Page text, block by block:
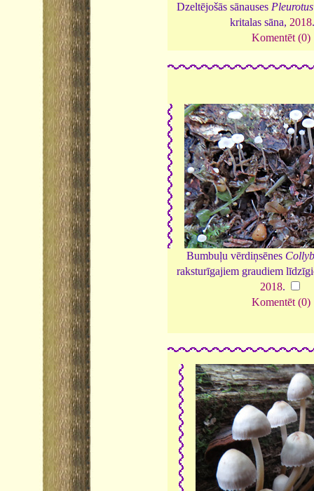
Dzeltējošās sānauses
kritalas sāna, 2018
Komentēt (0)
Bumbuļu vērdiņsēnes
raksturīgajiem graudiem
2018.
Komentēt (0)